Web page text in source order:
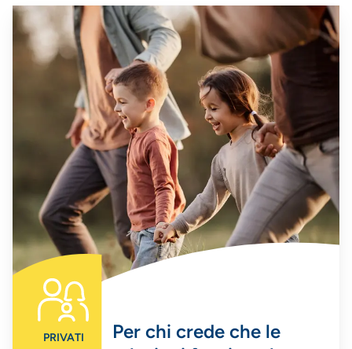
PRIVATI
Per chi crede che le